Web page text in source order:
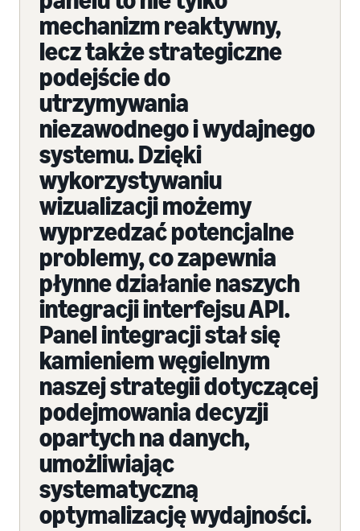
mechanizm reaktywny,
lecz także strategiczne
podejście do
utrzymywania
niezawodnego i wydajnego
systemu. Dzięki
wykorzystywaniu
wizualizacji możemy
wyprzedzać potencjalne
problemy, co zapewnia
płynne działanie naszych
integracji interfejsu API.
Panel integracji stał się
kamieniem węgielnym
naszej strategii dotyczącej
podejmowania decyzji
opartych na danych,
umożliwiając
systematyczną
optymalizację wydajności.